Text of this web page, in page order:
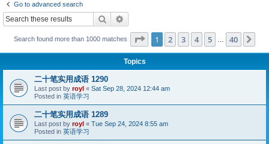
Go to advanced search
Search
Search found more than 1000 matches Page 1of 40
1 2 3 4 5 40
Topics
二十笔实用成语 1290
Last post by royl « Sat Sep 28, 2024 12:44 am
Posted in 英语学习
二十笔实用成语 1289
Last post by royl « Tue Sep 24, 2024 8:55 am
Posted in 英语学习